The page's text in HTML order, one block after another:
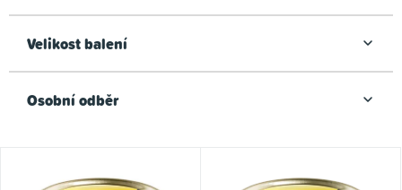
Velikost balení
Osobní odběr